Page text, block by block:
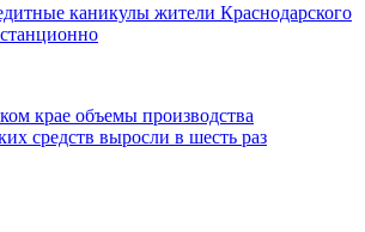
каникулы жители Краснодарского
крае объемы производства
средств выросли в шесть раз